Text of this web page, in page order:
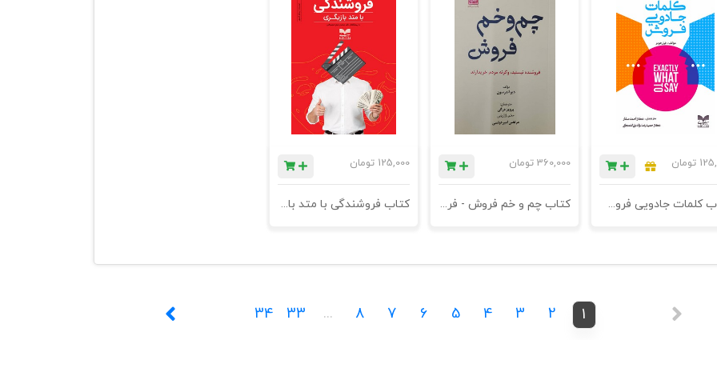
تومان
کتاب کلمات جادویی فروش - چاپ پنجم
360,000 تومان
کتاب چم و خم فروش - فروشنده نیستید، وگرنه مردم خریدارند - چاپ چهاردهم
125,000 تومان
کتاب فروشندگی با متد بازیگری
1
2
3
4
5
6
7
8
...
33
34